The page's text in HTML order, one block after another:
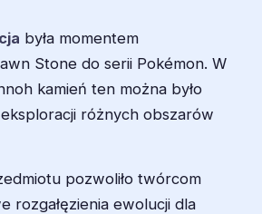
była momentem
Stone do serii Pokémon. W
kamień ten można było
różnych obszarów
pozwoliło twórcom
rozgałęzienia ewolucji dla